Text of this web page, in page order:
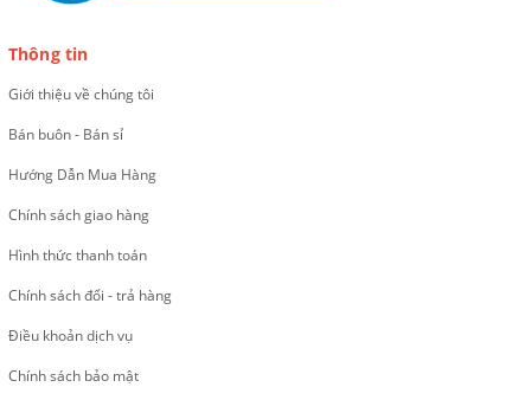
Thông tin
Giới thiệu về chúng tôi
Bán buôn - Bán sỉ
Hướng Dẫn Mua Hàng
Chính sách giao hàng
Hình thức thanh toán
Chính sách đổi - trả hàng
Điều khoản dịch vụ
Chính sách bảo mật